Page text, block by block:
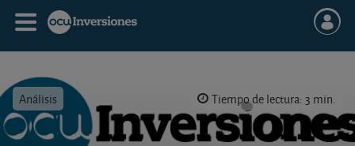
Análisis Tiempo de lectura: 3 min.